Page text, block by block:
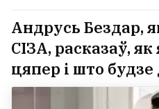
Андрусь Бездар,
СІЗА, расказаў, як
цяпер і што